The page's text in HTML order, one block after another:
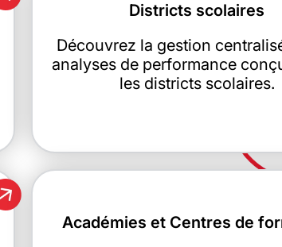
Districts scolaires
Découvrez la gestion
analyses de performance
les districts scolaires.
Académies et Centres de